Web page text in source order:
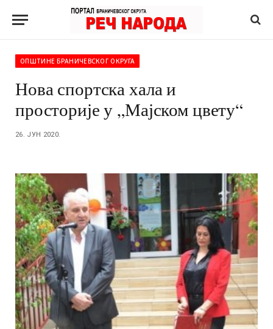
ОПШТИНЕ БРАНИЧЕВСКОГ ОКРУГА
Нова спортска хала и
просторије у „Мајском цвету“
26. ЈУН 2020.